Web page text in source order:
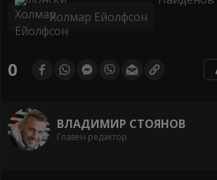
Холмар Ейолфсон
0
ВЛАДИМИР СТОЯНОВ
Главен редактор